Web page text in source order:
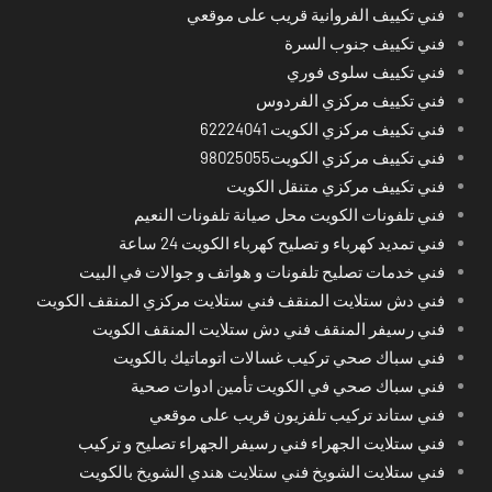
فني تكييف الفروانية قريب على موقعي
فني تكييف جنوب السرة
فني تكييف سلوى فوري
فني تكييف مركزي الفردوس
فني تكييف مركزي الكويت 62224041
فني تكييف مركزي الكويت98025055
فني تكييف مركزي متنقل الكويت
فني تلفونات الكويت محل صيانة تلفونات النعيم
فني تمديد كهرباء و تصليح كهرباء الكويت 24 ساعة
فني خدمات تصليح تلفونات و هواتف و جوالات في البيت
فني دش ستلايت المنقف فني ستلايت مركزي المنقف الكويت
فني رسيفر المنقف فني دش ستلايت المنقف الكويت
فني سباك صحي تركيب غسالات اتوماتيك بالكويت
فني سباك صحي في الكويت تأمين ادوات صحية
فني ستاند تركيب تلفزيون قريب على موقعي
فني ستلايت الجهراء فني رسيفر الجهراء تصليح و تركيب
فني ستلايت الشويخ فني ستلايت هندي الشويخ بالكويت